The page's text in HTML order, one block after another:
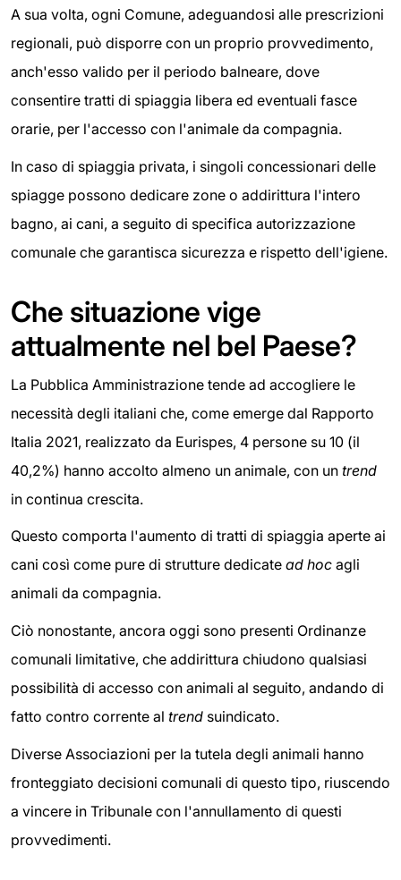
A sua volta, ogni Comune, adeguandosi alle prescrizioni
regionali, può disporre con un proprio provvedimento,
anch'esso valido per il periodo balneare, dove
consentire tratti di spiaggia libera ed eventuali fasce
orarie, per l'accesso con l'animale da compagnia.
In caso di spiaggia privata, i singoli concessionari delle
spiagge possono dedicare zone o addirittura l'intero
bagno, ai cani, a seguito di specifica autorizzazione
comunale che garantisca sicurezza e rispetto dell'igiene.
Che situazione vige
attualmente nel bel Paese?
La Pubblica Amministrazione tende ad accogliere le
necessità degli italiani che, come emerge dal Rapporto
Italia 2021, realizzato da Eurispes, 4 persone su 10 (il
40,2%) hanno accolto almeno un animale, con un trend
in continua crescita.
Questo comporta l'aumento di tratti di spiaggia aperte ai
cani così come pure di strutture dedicate ad hoc agli
animali da compagnia.
Ciò nonostante, ancora oggi sono presenti Ordinanze
comunali limitative, che addirittura chiudono qualsiasi
possibilità di accesso con animali al seguito, andando di
fatto contro corrente al trend suindicato.
Diverse Associazioni per la tutela degli animali hanno
fronteggiato decisioni comunali di questo tipo, riuscendo
a vincere in Tribunale con l'annullamento di questi
provvedimenti.